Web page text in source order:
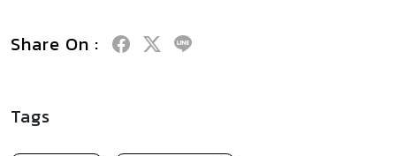
Share On :
Tags